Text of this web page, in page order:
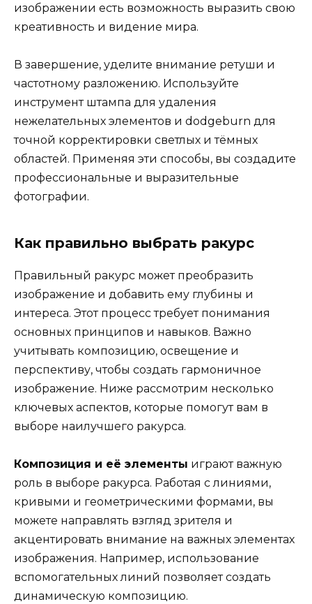
изображении есть возможность выразить свою
креативность и видение мира.
В завершение, уделите внимание ретуши и
частотному разложению. Используйте
инструмент штампа для удаления
нежелательных элементов и dodgeburn для
точной корректировки светлых и тёмных
областей. Применяя эти способы, вы создадите
профессиональные и выразительные
фотографии.
Как правильно выбрать ракурс
Правильный ракурс может преобразить
изображение и добавить ему глубины и
интереса. Этот процесс требует понимания
основных принципов и навыков. Важно
учитывать композицию, освещение и
перспективу, чтобы создать гармоничное
изображение. Ниже рассмотрим несколько
ключевых аспектов, которые помогут вам в
выборе наилучшего ракурса.
Композиция и её элементы играют важную
роль в выборе ракурса. Работая с линиями,
кривыми и геометрическими формами, вы
можете направлять взгляд зрителя и
акцентировать внимание на важных элементах
изображения. Например, использование
вспомогательных линий позволяет создать
динамическую композицию.